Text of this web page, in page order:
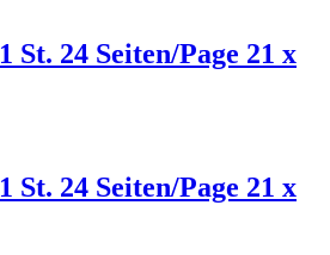
St. 24 Seiten/Page 21 x
St. 24 Seiten/Page 21 x